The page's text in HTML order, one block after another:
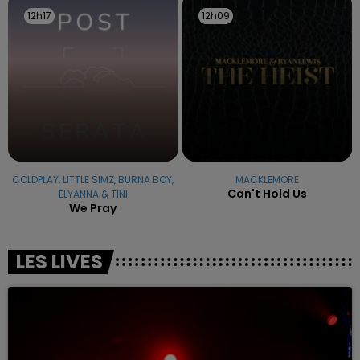
12h17
12h17
COLDPLAY, LITTLE SIMZ, BURNA BOY,
ELYANNA & TINI
We Pray
12h09
12h09
MACKLEMORE
Can't Hold Us
LES LIVES